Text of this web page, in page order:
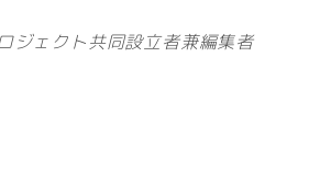
ジェクト共同設立者兼編集者